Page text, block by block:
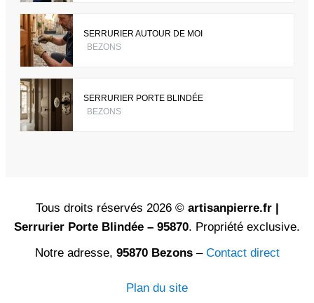
SERRURIER AUTOUR DE MOI
BEZONS
SERRURIER PORTE BLINDÉE
BEZONS
Tous droits réservés 2026 © artisanpierre.fr |
Serrurier Porte Blindée – 95870. Propriété exclusive.
Notre adresse, 95870 Bezons– Contact direct
Plan du site